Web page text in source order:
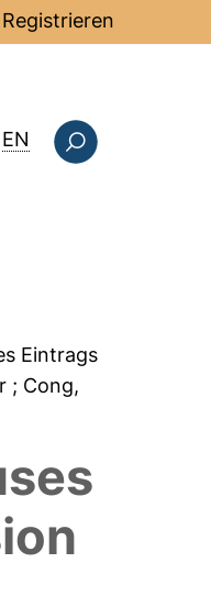
Registrieren
EN : this page in
Eintrags
; Cong,